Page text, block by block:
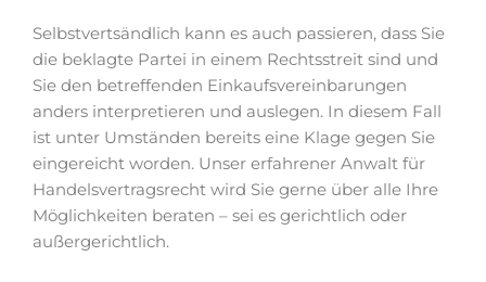
Selbstvertsändlich kann es auch passieren, dass Sie
die beklagte Partei in einem Rechtsstreit sind und
Sie den betreffenden Einkaufsvereinbarungen
anders interpretieren und auslegen. In diesem Fall
ist unter Umständen bereits eine Klage gegen Sie
eingereicht worden. Unser erfahrener Anwalt für
Handelsvertragsrecht wird Sie gerne über alle Ihre
Möglichkeiten beraten – sei es gerichtlich oder
außergerichtlich.